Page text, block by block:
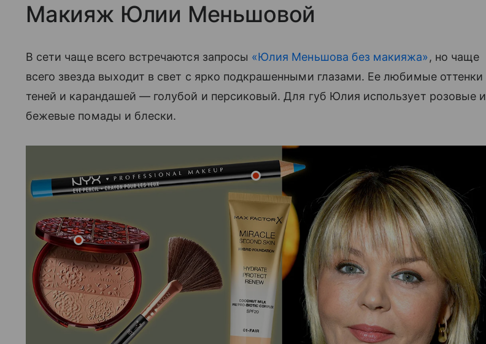
Макияж Юлии Меньшовой
В сети чаще всего встречаются запросы «Юлия Меньшова без макияжа», но чаще
всего звезда выходит в свет с ярко подкрашенными глазами. Ее любимые оттенки
теней и карандашей — голубой и персиковый. Для губ Юлия использует розовые и
бежевые помады и блески.